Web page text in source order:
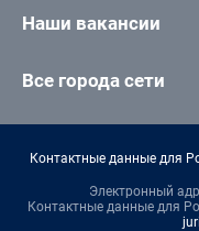
Наши вакансии
Все города сети
Контактные данные для
Электронный
Контактные данные для